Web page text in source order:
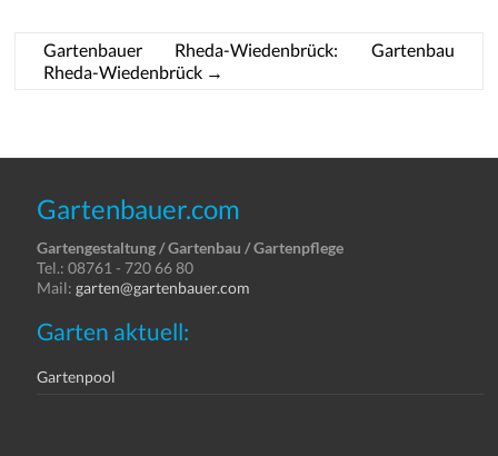
Gartenbauer Rheda-Wiedenbrück: Gartenbau
Rheda-Wiedenbrück →
Gartenbauer.com
Gartengestaltung / Gartenbau / Gartenpflege
Tel.: 08761 - 720 66 80
Mail:garten@gartenbauer.com
Garten aktuell:
Gartenpool